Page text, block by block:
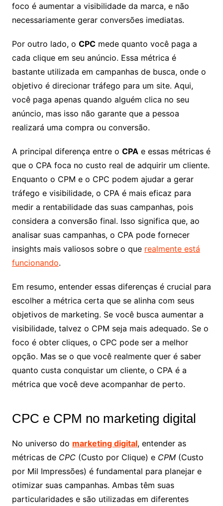
foco é aumentar a visibilidade da marca, e não
necessariamente gerar conversões imediatas.
Por outro lado, o CPCmede quanto você paga a
cada clique em seu anúncio. Essa métrica é
bastante utilizada em campanhas de busca, onde o
objetivo é direcionar tráfego para um site. Aqui,
você paga apenas quando alguém clica no seu
anúncio, mas isso não garante que a pessoa
realizará uma compra ou conversão.
A principal diferença entre o CPA e essas métricas é
que o CPA foca no custo real de adquirir um cliente.
Enquanto o CPM e o CPC podem ajudar a gerar
tráfego e visibilidade, o CPA é mais eficaz para
medir a rentabilidade das suas campanhas, pois
considera a conversão final. Isso significa que, ao
analisar suas campanhas, o CPA pode fornecer
insights mais valiosos sobre o que realmente está
funcionando.
Em resumo, entender essas diferenças é crucial para
escolher a métrica certa que se alinha com seus
objetivos de marketing. Se você busca aumentar a
visibilidade, talvez o CPM seja mais adequado. Se o
foco é obter cliques, o CPC pode ser a melhor
opção. Mas se o que você realmente quer é saber
quanto custa conquistar um cliente, o CPA é a
métrica que você deve acompanhar de perto.
CPC e CPM no marketing digital
No universo do marketing digital, entender as
métricas de CPC(Custo por Clique) e CPM(Custo
por Mil Impressões) é fundamental para planejar e
otimizar suas campanhas. Ambas têm suas
particularidades e são utilizadas em diferentes